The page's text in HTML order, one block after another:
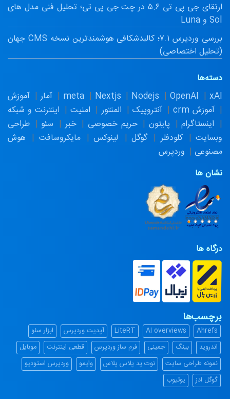
ارتقای جی پی تی ۵.۶ در چت جی پی تی؛ تحلیل فنی مدل های
Sol و Luna
بررسی وردپرس ۷.۱؛ کالبدشکافی هوشمندترین نسخه CMS جهان
(تحلیل اختصاصی)
دسته‌ها
meta
Nextjs Nodejs OpenAI xAI آمار
آموزش
آموزش crm
آنتروپیک المنتور امنیت
اینترنت و شبکه
اینستاگرام
پایتون حریم خصوصی خبر سئو
طراحی
وبسایت
کلودفلر گوگل لینوکس مایکروسافت
هوش
مصنوعی
وردپرس
نشان ها
درگاه ها
برچسب‌ها
Ahrefs
AI overviews
LiteRT آپدیت وردپرس
ابزار سئو
اندروید
بینگ جمینی فرم ساز وردپرس قطعی اینترنت
موبایل
نمونه طراحی سایت
نوت پد پلاس پلاس وایمو
وردپرس استودیو
گوگل ادز
یوتیوب